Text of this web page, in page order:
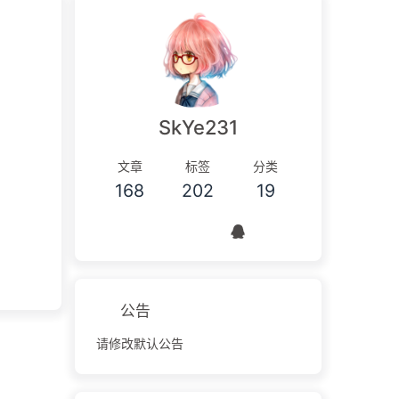
SkYe231
文章
168
标签
202
分类
19
公告
请修改默认公告